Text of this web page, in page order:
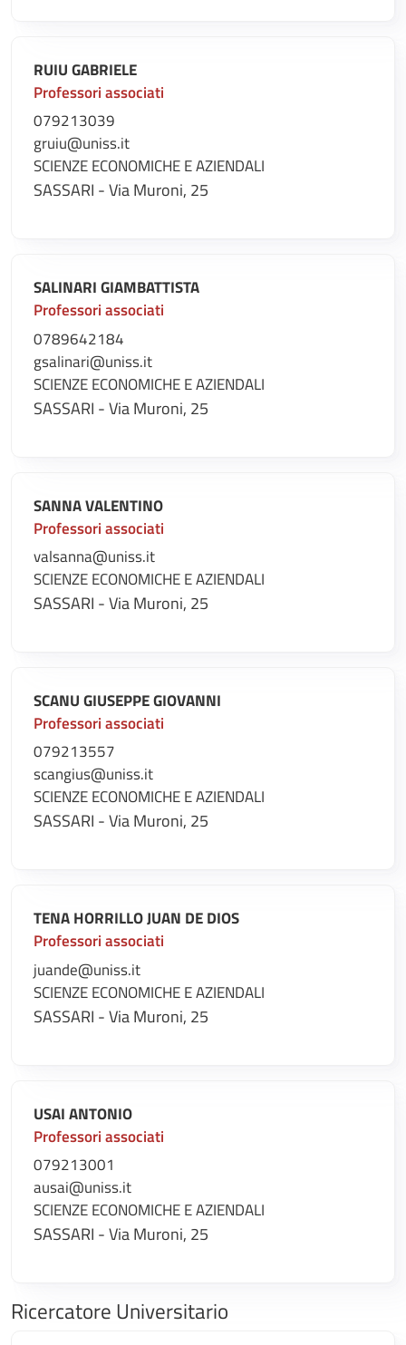
RUIU GABRIELE
Professori associati
079213039
gruiu@uniss.it
SCIENZE ECONOMICHE E AZIENDALI
SASSARI - Via Muroni, 25
SALINARI GIAMBATTISTA
Professori associati
0789642184
gsalinari@uniss.it
SCIENZE ECONOMICHE E AZIENDALI
SASSARI - Via Muroni, 25
SANNA VALENTINO
Professori associati
valsanna@uniss.it
SCIENZE ECONOMICHE E AZIENDALI
SASSARI - Via Muroni, 25
SCANU GIUSEPPE GIOVANNI
Professori associati
079213557
scangius@uniss.it
SCIENZE ECONOMICHE E AZIENDALI
SASSARI - Via Muroni, 25
TENA HORRILLO JUAN DE DIOS
Professori associati
juande@uniss.it
SCIENZE ECONOMICHE E AZIENDALI
SASSARI - Via Muroni, 25
USAI ANTONIO
Professori associati
079213001
ausai@uniss.it
SCIENZE ECONOMICHE E AZIENDALI
SASSARI - Via Muroni, 25
Ricercatore Universitario